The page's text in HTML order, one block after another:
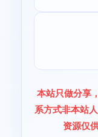
本站只做分享
系方式非本站
资源仅